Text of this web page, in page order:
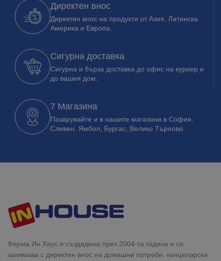
Директен внос
Директен внос на продукти от Азия, Латинска
Америка и Европа.
Сигурна доставка
Сигурна и бърза доставка до офис на куриер и
до вашия дом.
7 Магазина
Пазарувайте и в нашите магазини в София,
Сливен, Ямбол, Бургас, Велико Търново.
Фирма Ин Хаус е създадена през 2004-та година и се
занимава с директен внос на домашни потреби, канцеларски